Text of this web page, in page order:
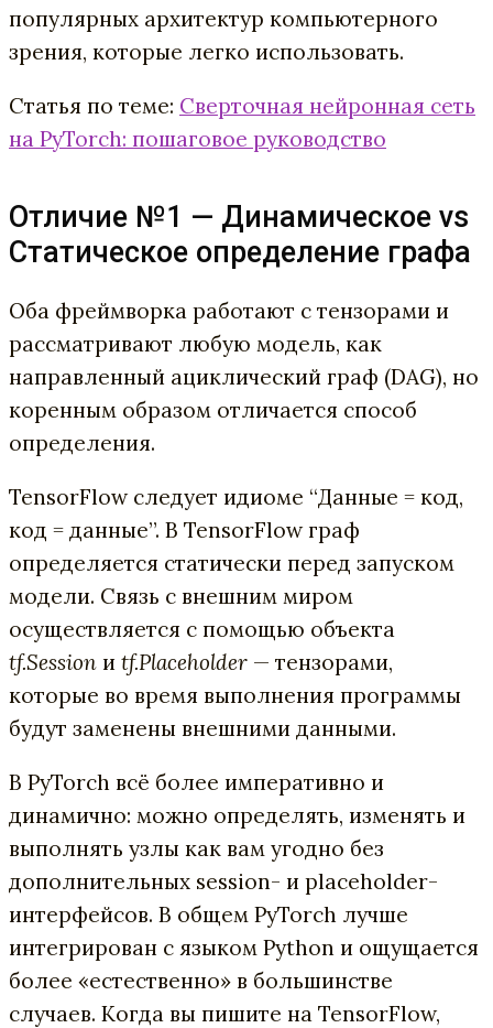
популярных архитектур компьютерного
зрения, которые легко использовать.
Статья по теме: Сверточная нейронная сеть
на PyTorch: пошаговое руководство
Отличие №1 — Динамическое vs
Статическое определение графа
Оба фреймворка работают с тензорами и
рассматривают любую модель, как
направленный ациклический граф (DAG), но
коренным образом отличается способ
определения.
TensorFlow следует идиоме “Данные = код,
код = данные”. В TensorFlow граф
определяется статически перед запуском
модели. Связь с внешним миром
осуществляется с помощью объекта
tf.Session и tf.Placeholder — тензорами,
которые во время выполнения программы
будут заменены внешними данными.
В PyTorch всё более императивно и
динамично: можно определять, изменять и
выполнять узлы как вам угодно без
дополнительных session- и placeholder-
интерфейсов. В общем PyTorch лучше
интегрирован с языком Python и ощущается
более «естественно» в большинстве
случаев. Когда вы пишите на TensorFlow,